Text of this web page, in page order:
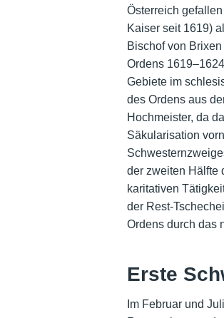
Österreich
Kaiser seit 1619)
Bischof von
Ordens
Gebiete im
des Ordens aus
Hochmeister, da
Säkularisation
der zweiten Hälfte
karitativen
der Rest-
Ordens durch das
Erste
Im Februar und